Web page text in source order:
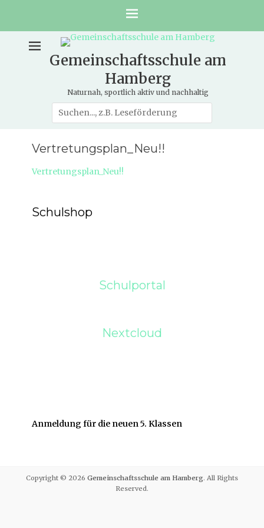
Gemeinschaftsschule am
Hamberg
Naturnah, sportlich aktiv und nachhaltig
Suche
nach:
Vertretungsplan_Neu!!
Vertretungsplan_Neu!!
Schulshop
Schulportal
Nextcloud
Anmeldung für die neuen 5. Klassen
Copyright © 2026 Gemeinschaftsschule am Hamberg. All Rights
Reserved.